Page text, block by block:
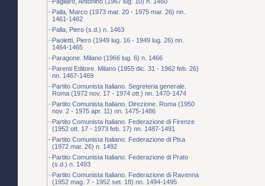
Palla, Marco (1973 mar. 20 - 1975 mar. 26) nn.
1461-1462
Palla, Piero (s.d.) n. 1463
Paoletti, Piero (1949 lug. 16 - 1949 lug. 26) nn.
1464-1465
Paragone. Milano (1966 lug. 6) n. 1466
Parenti Editore. Milano (1955 dic. 31 - 1962 feb. 26)
nn. 1467-1469
Partito Comunista Italiano. Segreteria generale.
Roma (1972 nov. 17 - 1974 ott.) nn. 1470-1474
Partito Comunista Italiano. Direzione. Roma (1950
nov. 2 - 1975 apr. 11) nn. 1475-1486
Partito Comunista Italiano. Federazione di Firenze
(1952 ott. 17 - 1973 feb. 17) nn. 1487-1491
Partito Comunista Italiano. Federazione di Pisa
(1972 mar. 26) n. 1492
Partito Comunista Italiano. Federazione di Prato
(s.d.) n. 1493
Partito Comunista Italiano. Federazione di Ravenna
(1952 mag. 7 - 1952 set. 18) nn. 1494-1495